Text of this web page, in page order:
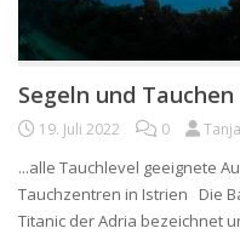
Segeln und
19. Juli 2022 0 Tanja
...alle Tauchlevel geeignete
Tauchzentren in Istrien Die
Titanic der Adria bezeichnet